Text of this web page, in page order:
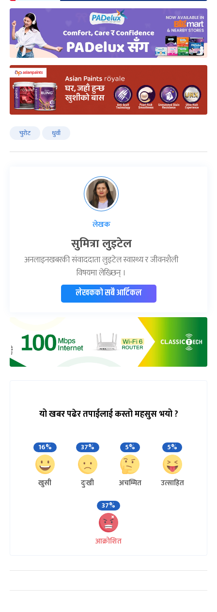
चुरोट धुवाँ
लेखक
सुमित्रा लुइटेल
अनलाइनखबरकी संवाददाता लुइटेल स्वास्थ्य र जीवनशैली
विषयमा लेख्छिन् ।
लेखकको सबै आर्टिकल
यो खबर पढेर तपाईलाई कस्तो महसुस भयो ?
16%
खुसी
37%
दुःखी
5%
अचम्मित
5%
उत्साहित
37%
आक्रोशित